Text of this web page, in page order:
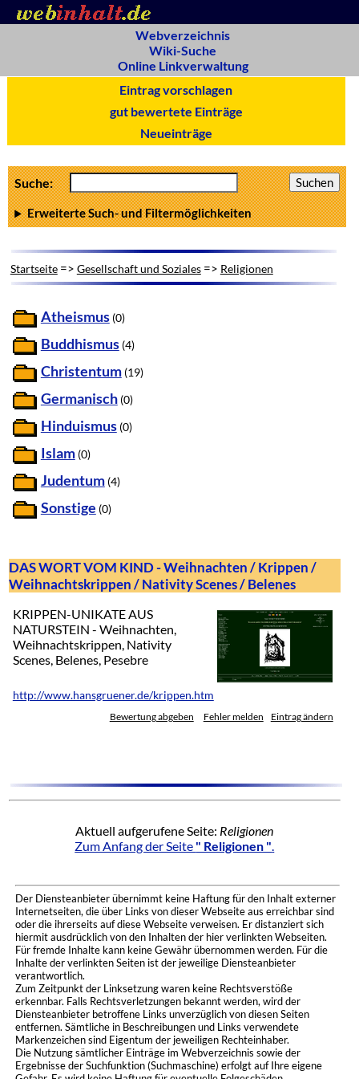
Webverzeichnis
Wiki-Suche
Online Linkverwaltung
Eintrag vorschlagen
gut bewertete Einträge
Neueinträge
Suche:
Erweiterte Such- und Filtermöglichkeiten
Startseite=> Gesellschaft und Soziales=> Religionen
Atheismus (0)
Buddhismus (4)
Christentum (19)
Germanisch (0)
Hinduismus (0)
Islam (0)
Judentum (4)
Sonstige (0)
DAS WORT VOM KIND - Weihnachten / Krippen /
Weihnachtskrippen / Nativity Scenes / Belenes
KRIPPEN-UNIKATE AUS
NATURSTEIN - Weihnachten,
Weihnachtskrippen, Nativity
Scenes, Belenes, Pesebre
http://www.hansgruener.de/krippen.htm
Bewertung abgeben Fehler melden Eintrag ändern
Aktuell aufgerufene Seite: Religionen
Zum Anfang der Seite " Religionen ".
Der Diensteanbieter übernimmt keine Haftung für den Inhalt externer
Internetseiten, die über Links von dieser Webseite aus erreichbar sind
oder die ihrerseits auf diese Webseite verweisen. Er distanziert sich
hiermit ausdrücklich von den Inhalten der hier verlinkten Webseiten.
Für fremde Inhalte kann keine Gewähr übernommen werden. Für die
Inhalte der verlinkten Seiten ist der jeweilige Diensteanbieter
verantwortlich.
Zum Zeitpunkt der Linksetzung waren keine Rechtsverstöße
erkennbar. Falls Rechtsverletzungen bekannt werden, wird der
Diensteanbieter betroffene Links unverzüglich von diesen Seiten
entfernen. Sämtliche in Beschreibungen und Links verwendete
Markenzeichen sind Eigentum der jeweiligen Rechteinhaber.
Die Nutzung sämtlicher Einträge im Webverzeichnis sowie der
Ergebnisse der Suchfunktion (Suchmaschine) erfolgt auf Ihre eigene